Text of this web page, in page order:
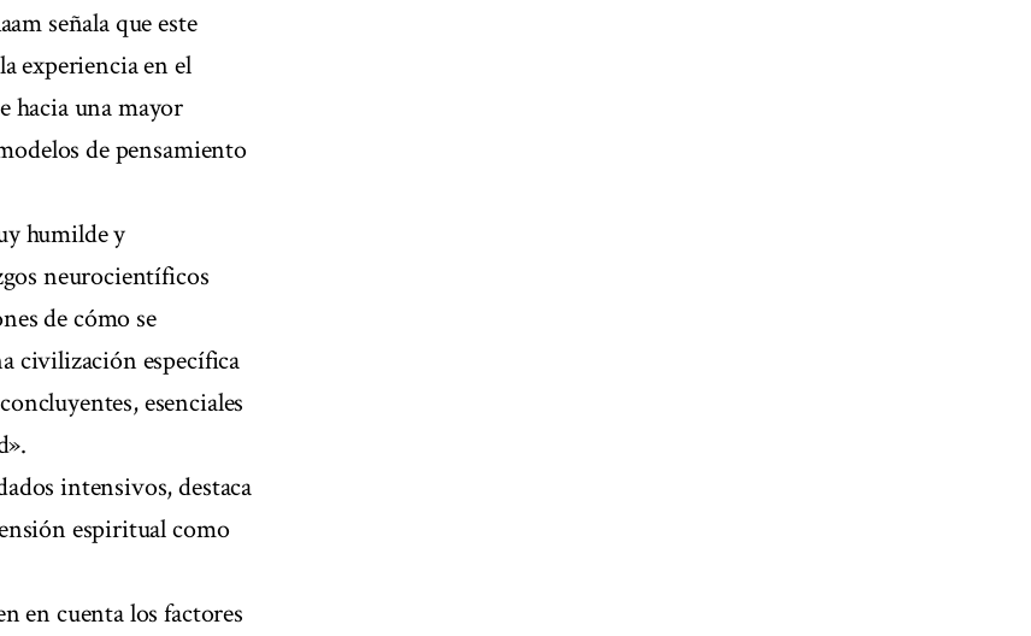
señala que este
experiencia en el
hacia una mayor
de pensamiento
humilde y
neurocientíficos
de cómo se
civilización específica
esenciales
intensivos, destaca
espiritual como
en cuenta los factores